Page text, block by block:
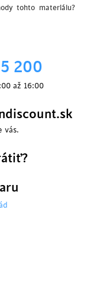
tohto materiálu?
200
až 16:00
vás.